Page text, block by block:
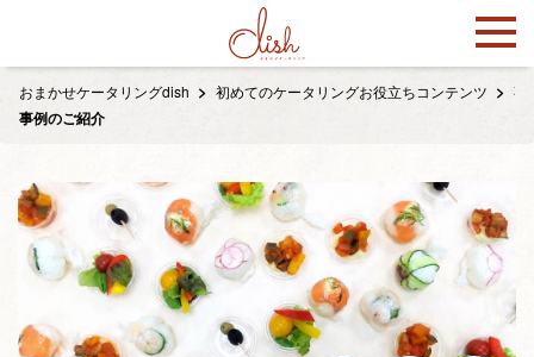
おまかせケータリングdish 初めてのケータリングお役立ちコンテンツ 事
事例のご紹介